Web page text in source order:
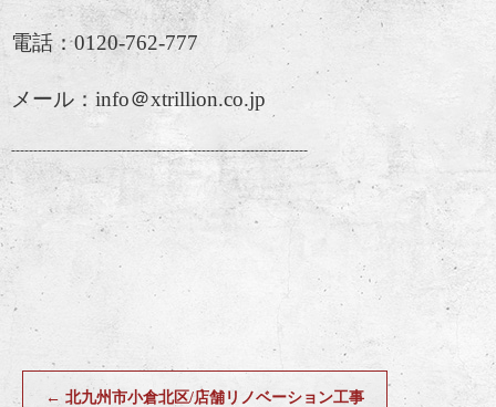
電話：0120-762-777
メール：info＠xtrillion.co.jp
-------------------------------------------------------------------
← 北九州市小倉北区/店舗リノベーション工事